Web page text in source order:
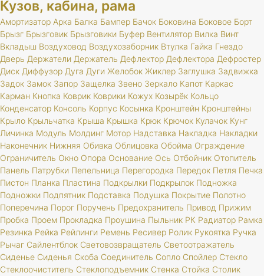
Кузов, кабина, рама
Амортизатор Арка Балка Бампер Бачок Боковина Боковое Борт
Брызг Брызговик Брызговики Буфер Вентилятор Вилка Винт
Вкладыш Воздуховод Воздухозаборник Втулка Гайка Гнездо
Дверь Держатели Держатель Дефлектор Дефлектора Дефростер
Диск Диффузор Дуга Дуги Желобок Жиклер Заглушка Задвижка
Задок Замок Запор Защелка Звено Зеркало Капот Каркас
Карман Кнопка Коврик Коврики Кожух Козырёк Кольцо
Конденсатор Консоль Корпус Косынка Кронштейн Кронштейны
Крыло Крыльчатка Крыша Крышка Крюк Крючок Кулачок Кунг
Личинка Модуль Молдинг Мотор Надставка Накладка Накладки
Наконечник Нижняя Обивка Облицовка Обойма Ограждение
Ограничитель Окно Опора Основание Ось Отбойник Отопитель
Панель Патрубки Пепельница Перегородка Передок Петля Печка
Пистон Планка Пластина Подкрылки Подкрылок Подножка
Подножки Подпятник Подставка Подушка Покрытие Полотно
Поперечина Порог Поручень Предохранитель Привод Прижим
Пробка Проем Прокладка Проушина Пыльник РК Радиатор Рамка
Резинка Рейка Рейлинги Ремень Ресивер Ролик Рукоятка Ручка
Рычаг Сайлентблок Световозвращатель Светоотражатель
Сиденье Сиденья Скоба Соединитель Сопло Спойлер Стекло
Стеклоочиститель Стеклоподъемник Стенка Стойка Столик